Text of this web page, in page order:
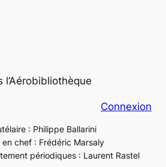
Connexion
: Philippe Ballarini
en chef : Frédéric Marsaly
périodiques : Laurent Rastel